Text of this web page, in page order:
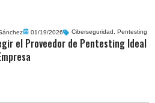
01/19/2026 Ciberseguridad , Pentesting
el Proveedor de Pentesting Ideal